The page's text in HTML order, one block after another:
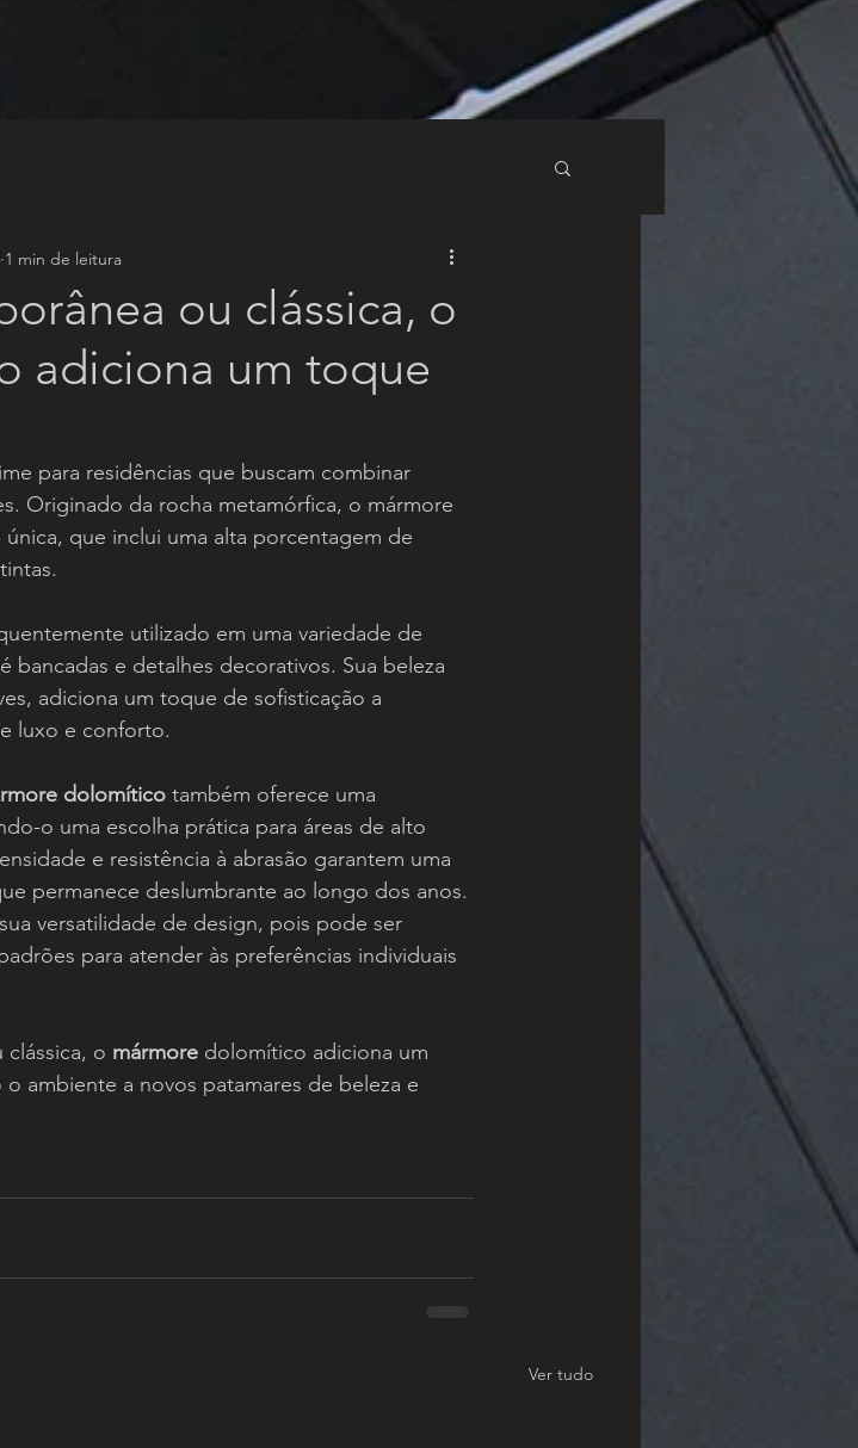
ou clássica, o
adiciona um toque
1 min de leitura
para residências que buscam combinar
Originado da rocha metamórfica, o mármore
que inclui uma alta porcentagem de
utilizado em uma variedade de
bancadas e detalhes decorativos. Sua beleza
adiciona um toque de sofisticação a
luxo e conforto.
dolomítico também oferece uma
o uma escolha prática para áreas de alto
e resistência à abrasão garantem uma
permanece deslumbrante ao longo dos anos.
versatilidade de design, pois pode ser
para atender às preferências individuais
o mármore dolomítico adiciona um
ambiente a novos patamares de beleza e
Ver tudo